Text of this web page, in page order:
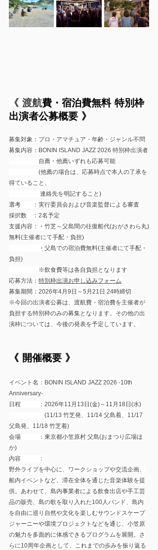
《 渡航費・宿泊費無料 特別枠
出演者公募概要 》
募集対象：プロ・アマチュア・年齢・ジャンル不問
募集内容：BONIN ISLAND JAZZ 2026 特別枠出演者
自薦・他薦いずれも応募可能
(他薦の場合は、応募時点で本人の了承を
得ていること、
連絡先を明記すること)
選考　　：実行委員会および音楽監督による審査
採択数　：2名予定
支援内容：・竹芝～父島間の往復船代(おがさわら丸)
無料(主催者にて手配・負担)
・父島での宿泊費無料(主催者にて手配・
負担)
※飲食費等は各自負担となります
応募方法： 特別枠出演お申し込みフォーム
募集期間：2026年4月9日～5月21日 24時締切
※今回の出演者公募は、渡航費・宿泊費を主催者が
負担する特別枠のみの募集となります。その他の出
演枠については、今後の発表を予定しています。
《 開催概要 》
イベント名：BONIN ISLAND JAZZ 2026 -10th
Anniversary-
日程　　　：2026年11月13日(金)～11月18日(水)
(11/13 竹芝発、11/14 父島着、11/17
父島発、11/18 竹芝着)
会場　　　：東京都小笠原村 父島(おまつり広場ほ
か)
内容　　　：
野外ライブを中心に、ワークショップや交流企画、
船内イベントなど、滞在全体を通じた音楽体験を提
供。あわせて、島内事業者による飲食出店や手工芸
品の販売、島の歌を取り入れた100人バンド、島内
を自由に巡り自然や文化を楽しむサウンドスケープ
ジャーニーや環境プロジェクトなどを通じ、小笠原
の魅力を多面的に体感できるプログラムを展開。さ
らに10周年企画として、これまでの歩みを振り返る